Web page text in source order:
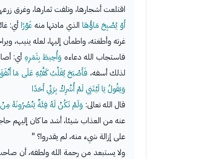
اقتلعت أشجارها، وتلفت ثمارها، وغرق
أَوْ يُصْبِحَ مَاؤُهَا الذي مادتها منهغَوْرًا أي:
غرته وأطغته، واطمأن إليها، لعله ينيب،
فاستجاب الله دعاءه وَأُحِيطَ بِثَمَرِهِ أي:
لذلك أسفه، فَأَصْبَحَ يُقَلِّبُ كَفَّيْهِ عَلَى مَا
وَيَقُولُ يَا لَيْتَنِي لَمْ أُشْرِكْ بِرَبِّي أَحَدًا
قال الله تعالى: وَلَمْ تَكُنْ لَهُ فِئَةٌ يَنْصُرُونَهُ
عنه من العذاب شيئا، أشد ما كان إليهم
على إزالة شيء منه، لم يقدروا؟ "
ولا يستبعد من رحمة الله ولطفه، أن صاحب